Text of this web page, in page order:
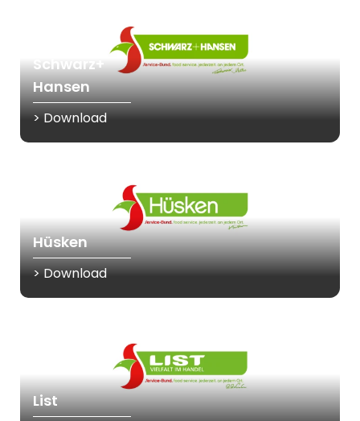
Schwarz+
Hansen
> Download
Hüsken
> Download
List